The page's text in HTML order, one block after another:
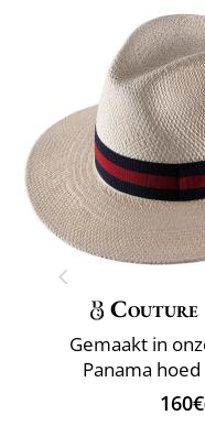
Couture
Gemaakt in
Panama
160€